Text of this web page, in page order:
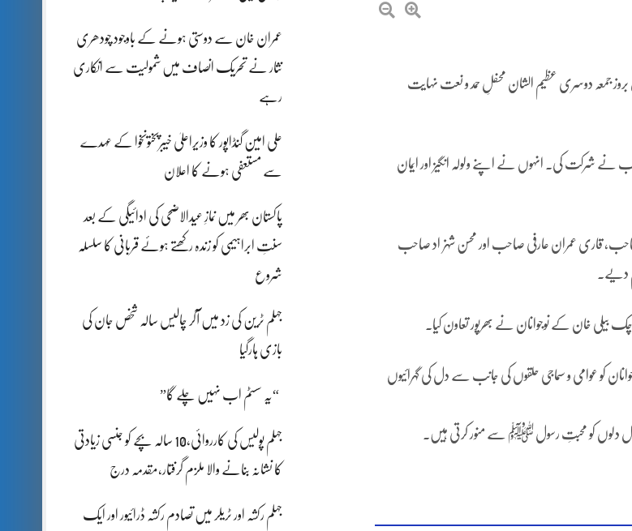
عمران خان سے دوستی ہونے کے باوجود چودھری
نثار نے تحریک انصاف میں شمولیت سے انکاری
رہے
علی امین گنڈاپور کا وزیراعلیٰ خیبرپختونخوا کے عہدے
سے مستعفی ہونے کا اعلان
پاکستان بھر میں نمازِ عیدالاضحی کی ادائیگی کے بعد
سنتِ ابراہیمی کو زندہ رکھتے ہوئے قربانی کا سلسلہ
شروع
جہلم ٹرین کی زد میں آکر چالیس سالہ شخص جان کی
بازی ہارگیا
“یہ سسٹم اب نہیں چلے گا”
جہلم پولیس کی کارروائی،10 سالہ بچے کو جنسی زیادتی
کا نشانہ بنانے والا ملزم گرفتار،مقدمہ درج
جہلم رکشہ اور ٹریلر میں تصادم رکشہ ڈرائیور اور ایک
کے زیر اہتمام جامع مسجد عثمان غنی، ڈہوک کھبہ میں 11 ربیع الاول بروز جمعہ دوسری عظیم الشان محفلِ حمد و نعت نہایت
نے شرکت کی۔ انہوں نے اپنے ولولہ انگیز اور ایمان
قاری عمران عارفی صاحب اور محسن شہزاد صاحب
دیے۔
بیلی خان کے نوجوانان نے بھرپور تعاون کیا۔
کو عوامی و سماجی حلقوں کی جانب سے دل کی گہرائیوں
دلوں کو محبتِ رسول ﷺ سے منور کرتی ہیں۔